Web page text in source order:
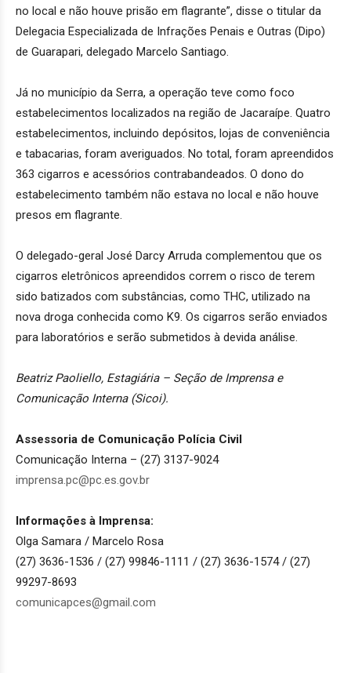
no local e não houve prisão em flagrante”, disse o titular da
Delegacia Especializada de Infrações Penais e Outras (Dipo)
de Guarapari, delegado Marcelo Santiago.
Já no município da Serra, a operação teve como foco
estabelecimentos localizados na região de Jacaraípe. Quatro
estabelecimentos, incluindo depósitos, lojas de conveniência
e tabacarias, foram averiguados. No total, foram apreendidos
363 cigarros e acessórios contrabandeados. O dono do
estabelecimento também não estava no local e não houve
presos em flagrante.
O delegado-geral José Darcy Arruda complementou que os
cigarros eletrônicos apreendidos correm o risco de terem
sido batizados com substâncias, como THC, utilizado na
nova droga conhecida como K9. Os cigarros serão enviados
para laboratórios e serão submetidos à devida análise.
Beatriz Paoliello, Estagiária – Seção de Imprensa e
Comunicação Interna (Sicoi).
Assessoria de Comunicação Polícia Civil
Comunicação Interna – (27) 3137-9024
imprensa.pc@pc.es.gov.br
Informações à Imprensa:
Olga Samara / Marcelo Rosa
(27) 3636-1536 / (27) 99846-1111 / (27) 3636-1574 / (27)
99297-8693
comunicapces@gmail.com